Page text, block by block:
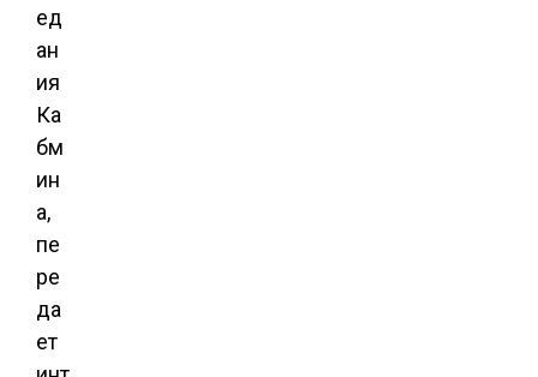
ед
ан
ия
Ка
бм
ин
а,
пе
ре
да
ет